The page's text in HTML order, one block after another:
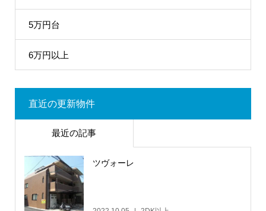
5万円台
6万円以上
直近の更新物件
最近の記事
ツヴォーレ